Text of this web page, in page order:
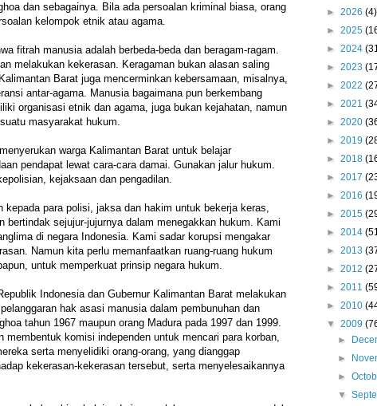
dan sebagainya. Bila ada persoalan kriminal biasa, orang
kelompok etnik atau agama.
fitrah manusia adalah berbeda-beda dan beragam-ragam.
melakukan kekerasan. Keragaman bukan alasan saling
Barat juga mencerminkan kebersamaan, misalnya,
antar-agama. Manusia bagaimana pun berkembang
organisasi etnik dan agama, juga bukan kejahatan, namun
masyarakat hukum.
warga Kalimantan Barat untuk belajar
pendapat lewat cara-cara damai. Gunakan jalur hukum.
kejaksaan dan pengadilan.
kepada para polisi, jaksa dan hakim untuk bekerja keras,
bertindak sejujur-jujurnya dalam menegakkan hukum. Kami
di negara Indonesia. Kami sadar korupsi mengakar
Namun kita perlu memanfaatkan ruang-ruang hukum
untuk memperkuat prinsip negara hukum.
Indonesia dan Gubernur Kalimantan Barat melakukan
hak asasi manusia dalam pembunuhan dan
tahun 1967 maupun orang Madura pada 1997 dan 1999.
membentuk komisi independen untuk mencari para korban,
serta menyelidiki orang-orang, yang dianggap
kekerasan-kekerasan tersebut, serta menyelesaikannya
► 2026 (4)
► 2025
► 2024
► 2023
► 2022
► 2021
► 2020
► 2019
► 2018
► 2017
► 2016
► 2015
► 2014
► 2013
► 2012
► 2011
► 2010
▼ 2009
►
►
►
▼